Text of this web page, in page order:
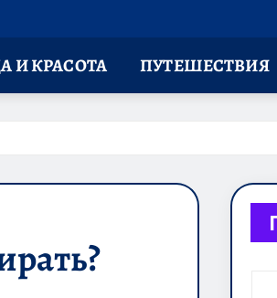
И КРАСОТА ПУТЕШЕСТВИЯ